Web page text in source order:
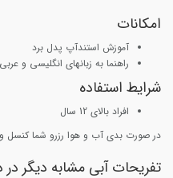
امکانات
آموزش استندآپ پدل برد
راهنما به زبانهای انگلیسی و عربی
شرایط استفاده
افراد بالای 12 سال
در صورت بدی آب و هوا رزرو شما کنسل
تفریحات آبی مشابه دیگر در